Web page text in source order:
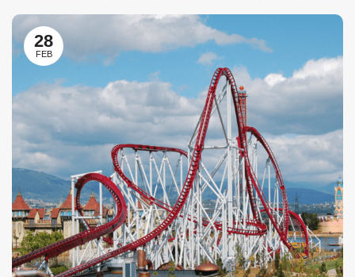
28
FEB